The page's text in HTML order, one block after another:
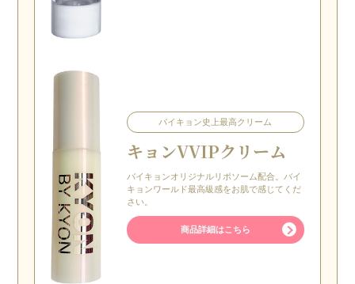
バイキョン史上最高クリーム
キョンVVIPクリーム
バイキョンオリジナルリポソーム配合。バイ
キョンワールド最高級感をお肌で感じてくだ
さい。
商品詳細はこちら